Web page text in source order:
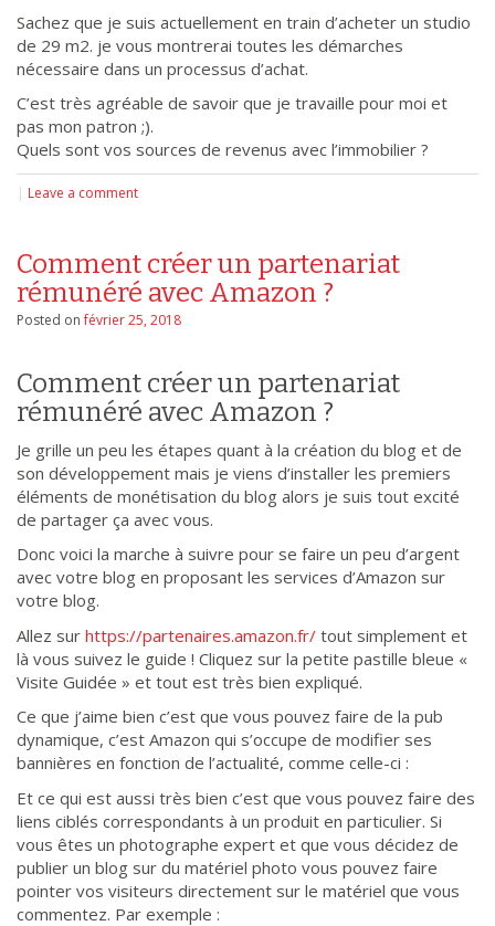
Sachez que je suis actuellement en train d’acheter un studio
de 29 m2. je vous montrerai toutes les démarches
nécessaire dans un processus d’achat.
C’est très agréable de savoir que je travaille pour moi et
pas mon patron ;).
Quels sont vos sources de revenus avec l’immobilier ?
| Leave a comment
Comment créer un partenariat
rémunéré avec Amazon ?
Posted onfévrier 25, 2018
Comment créer un partenariat
rémunéré avec Amazon ?
Je grille un peu les étapes quant à la création du blog et de
son développement mais je viens d’installer les premiers
éléments de monétisation du blog alors je suis tout excité
de partager ça avec vous.
Donc voici la marche à suivre pour se faire un peu d’argent
avec votre blog en proposant les services d’Amazon sur
votre blog.
Allez sur https://partenaires.amazon.fr/ tout simplement et
là vous suivez le guide ! Cliquez sur la petite pastille bleue «
Visite Guidée » et tout est très bien expliqué.
Ce que j’aime bien c’est que vous pouvez faire de la pub
dynamique, c’est Amazon qui s’occupe de modifier ses
bannières en fonction de l’actualité, comme celle-ci :
Et ce qui est aussi très bien c’est que vous pouvez faire des
liens ciblés correspondants à un produit en particulier. Si
vous êtes un photographe expert et que vous décidez de
publier un blog sur du matériel photo vous pouvez faire
pointer vos visiteurs directement sur le matériel que vous
commentez. Par exemple :